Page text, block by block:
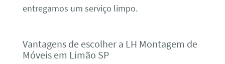
entregamos um serviço limpo.
Vantagens de escolher a LH Montagem de
Móveis em Limão SP